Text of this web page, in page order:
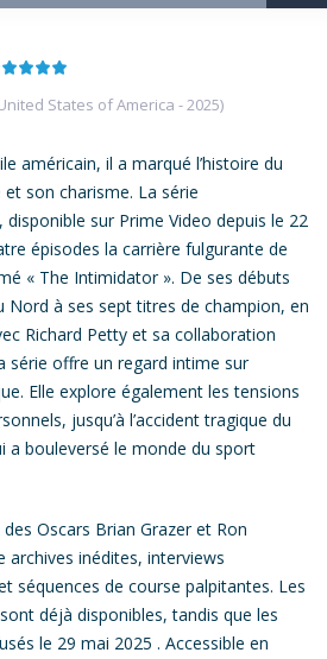
States of America - 2025)
américain, il a marqué l’histoire du
et son charisme. La série
, disponible sur Prime Video depuis le 22
épisodes la carrière fulgurante de
« The Intimidator ». De ses débuts
Nord à ses sept titres de champion, en
Richard Petty et sa collaboration
série offre un regard intime sur
Elle explore également les tensions
jusqu’à l’accident tragique du
a bouleversé le monde du sport
Oscars Brian Grazer et Ron
archives inédites, interviews
séquences de course palpitantes. Les
déjà disponibles, tandis que les
le 29 mai 2025 . Accessible en